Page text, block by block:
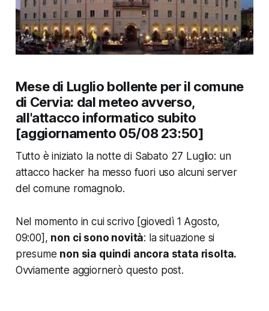
Mese di Luglio bollente per il comune
di Cervia: dal meteo avverso,
all'attacco informatico subito
[aggiornamento 05/08 23:50]
Tutto è iniziato la notte di Sabato 27 Luglio: un
attacco hacker ha messo fuori uso alcuni server
del comune romagnolo.
Nel momento in cui scrivo [giovedì 1 Agosto,
09:00] , non ci sono novità: la situazione si
presume non sia quindi ancora stata risolta.
Ovviamente aggiornerò questo post.